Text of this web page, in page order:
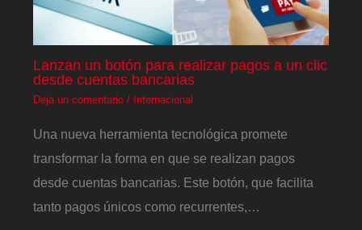
Lanzan un botón para realizar pagos a un clic
desde cuentas bancarias
Deja un comentario / Internacional
Una nueva herramienta tecnológica promete
transformar la forma en que se realizan pagos
desde cuentas bancarias. Este botón, que facilita
tanto pagos únicos como recurrentes,…